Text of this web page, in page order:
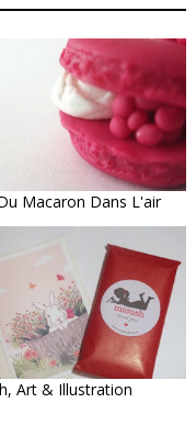
Macaron Dans L'air
Art & Illustration